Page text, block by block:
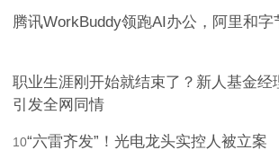
腾讯WorkBuddy领跑AI办公，阿里和字
职业生涯刚开始就结束了？新人基金经
引发全网同情
10“六雷齐发”！光电龙头实控人被立案